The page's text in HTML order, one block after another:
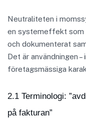
Neutraliteten i
en systemeffekt som
och dokumenterat
Det är användningen
företagsmässiga
2.1 Terminologi:
på fakturan”